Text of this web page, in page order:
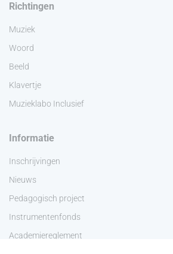
Richtingen
Muziek
Woord
Beeld
Klavertje
Muzieklabo Inclusief
Informatie
Inschrijvingen
Nieuws
Pedagogisch project
Instrumentenfonds
Academiereglement